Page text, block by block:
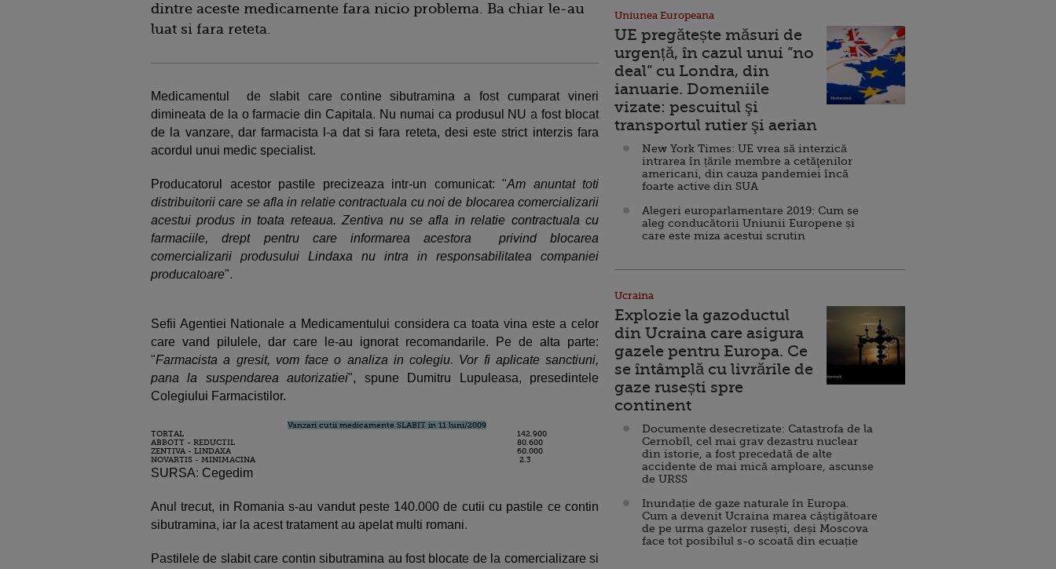
dintre aceste medicamente fara nicio problema. Ba chiar le-au
luat si fara reteta.
Medicamentul de slabit care contine sibutramina a fost cumparat vineri
dimineata de la o farmacie din Capitala. Nu numai ca produsul NU a fost blocat
de la vanzare, dar farmacista l-a dat si fara reteta, desi este strict interzis fara
acordul unui medic specialist.
Producatorul acestor pastile precizeaza intr-un comunicat: "Am anuntat toti
distribuitorii care se afla in relatie contractuala cu noi de blocarea comercializarii
acestui produs in toata reteaua. Zentiva nu se afla in relatie contractuala cu
farmaciile, drept pentru care informarea acestora privind blocarea
comercializarii produsului Lindaxa nu intra in responsabilitatea companiei
producatoare".
Sefii Agentiei Nationale a Medicamentului considera ca toata vina este a celor
care vand pilulele, dar care le-au ignorat recomandarile. Pe de alta parte:
"Farmacista a gresit, vom face o analiza in colegiu. Vor fi aplicate sanctiuni,
pana la suspendarea autorizatiei", spune Dumitru Lupuleasa, presedintele
Colegiului Farmacistilor.
Vanzari cutii medicamente SLABIT in 11 luni/2009
TORTAL
142.900
ABBOTT - REDUCTIL
80.600
ZENTIVA - LINDAXA
60.000
NOVARTIS - MINIMACINA
2.3
SURSA: Cegedim
Anul trecut, in Romania s-au vandut peste 140.000 de cutii cu pastile ce contin
sibutramina, iar la acest tratament au apelat multi romani.
Pastilele de slabit care contin sibutramina au fost blocate de la comercializare si
Uniunea Europeana
UE pregătește măsuri de
urgență, în cazul unui ”no
deal” cu Londra, din
ianuarie. Domeniile
vizate: pescuitul şi
transportul rutier şi aerian
New York Times: UE vrea să interzică
intrarea în țările membre a cetăţenilor
americani, din cauza pandemiei încă
foarte active din SUA
Alegeri europarlamentare 2019: Cum se
aleg conducătorii Uniunii Europene și
care este miza acestui scrutin
Ucraina
Explozie la gazoductul
din Ucraina care asigura
gazele pentru Europa. Ce
se întâmplă cu livrările de
gaze rusești spre
continent
Documente desecretizate: Catastrofa de la
Cernobîl, cel mai grav dezastru nuclear
din istorie, a fost precedată de alte
accidente de mai mică amploare, ascunse
de URSS
Inundație de gaze naturale în Europa.
Cum a devenit Ucraina marea câștigătoare
de pe urma gazelor rusești, deși Moscova
face tot posibilul s-o scoată din ecuație